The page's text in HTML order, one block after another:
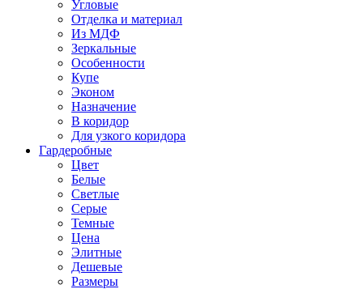
Угловые
Отделка и материал
Из МДФ
Зеркальные
Особенности
Купе
Эконом
Назначение
В коридор
Для узкого коридора
Гардеробные
Цвет
Белые
Светлые
Серые
Темные
Цена
Элитные
Дешевые
Размеры